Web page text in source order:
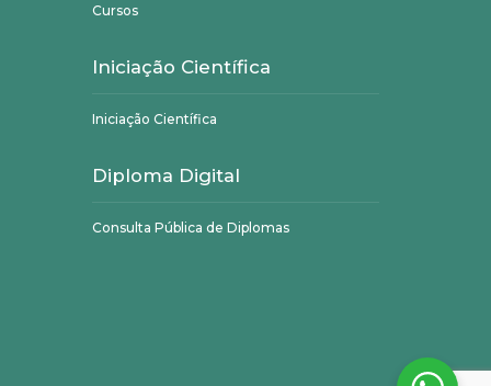
Cursos
Iniciação Científica
Iniciação Científica
Diploma Digital
Consulta Pública de Diplomas